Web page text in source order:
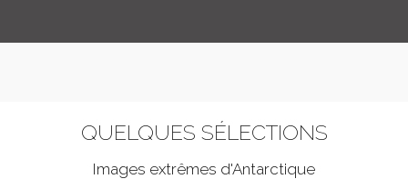
QUELQUES SÉLECTIONS
Images extrêmes d'Antarctique